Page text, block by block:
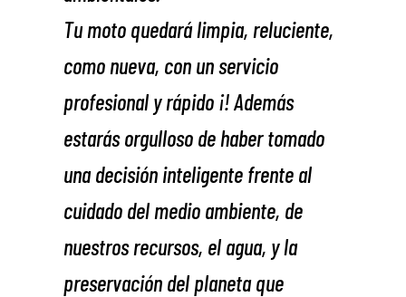
Tu moto quedará limpia, reluciente,
como nueva, con un servicio
profesional y rápido ¡! Además
estarás orgulloso de haber tomado
una decisión inteligente frente al
cuidado del medio ambiente, de
nuestros recursos, el agua, y la
preservación del planeta que